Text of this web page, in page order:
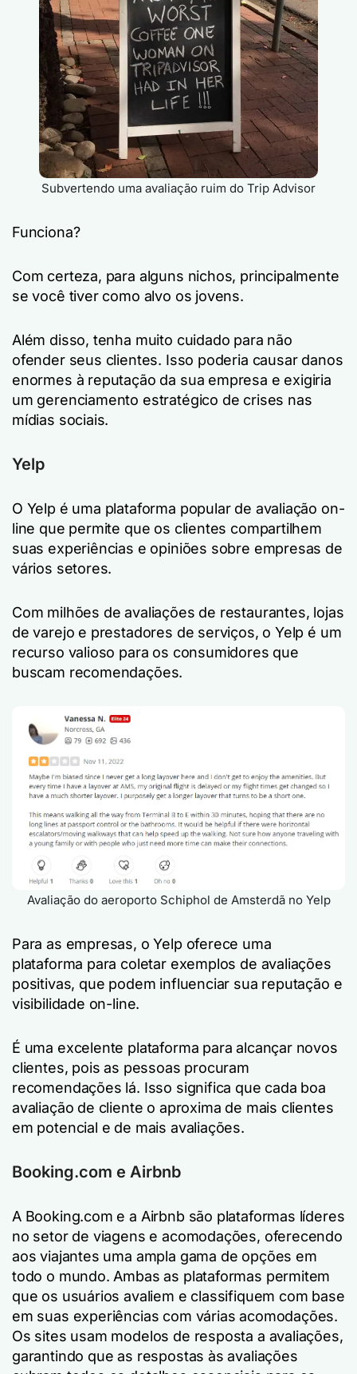
Subvertendo uma avaliação ruim do Trip Advisor
Funciona?
Com certeza, para alguns nichos, principalmente
se você tiver como alvo os jovens.
Além disso, tenha muito cuidado para não
ofender seus clientes. Isso poderia causar danos
enormes à reputação da sua empresa e exigiria
um gerenciamento estratégico de crises nas
mídias sociais.
Yelp
O Yelp é uma plataforma popular de avaliação on-
line que permite que os clientes compartilhem
suas experiências e opiniões sobre empresas de
vários setores.
Com milhões de avaliações de restaurantes, lojas
de varejo e prestadores de serviços, o Yelp é um
recurso valioso para os consumidores que
buscam recomendações.
Avaliação do aeroporto Schiphol de Amsterdã no Yelp
Para as empresas, o Yelp oferece uma
plataforma para coletar exemplos de avaliações
positivas, que podem influenciar sua reputação e
visibilidade on-line.
É uma excelente plataforma para alcançar novos
clientes, pois as pessoas procuram
recomendações lá. Isso significa que cada boa
avaliação de cliente o aproxima de mais clientes
em potencial e de mais avaliações.
Booking.com e Airbnb
A Booking.com e a Airbnb são plataformas líderes
no setor de viagens e acomodações, oferecendo
aos viajantes uma ampla gama de opções em
todo o mundo. Ambas as plataformas permitem
que os usuários avaliem e classifiquem com base
em suas experiências com várias acomodações.
Os sites usam modelos de resposta a avaliações,
garantindo que as respostas às avaliações